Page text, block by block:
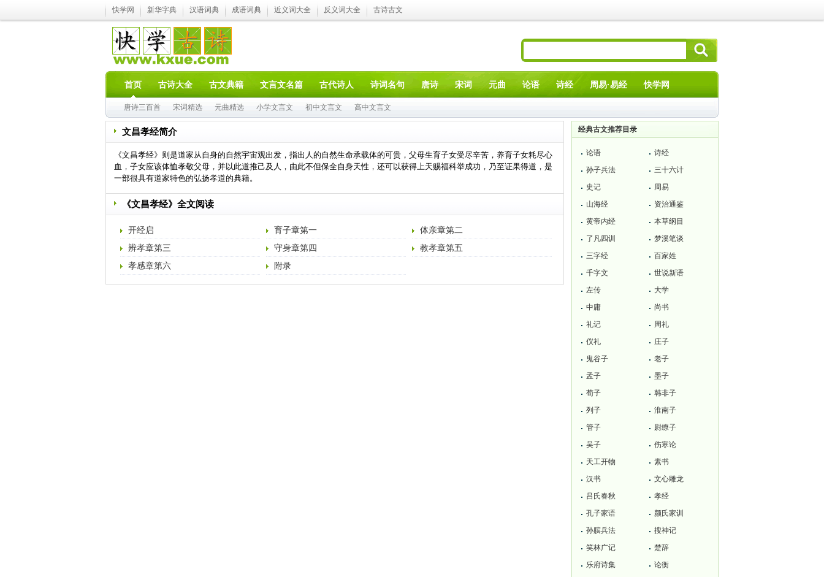
快学网 新华字典 汉语词典 成语词典 近义词大全 反义词大全 古诗古文
首页 古诗大全 古文典籍 文言文名篇 古代诗人 诗词名句 唐诗 宋词 元曲 论语 诗经 周易·易经 快学网
唐诗三百首 宋词精选 元曲精选 小学文言文 初中文言文 高中文言文
文昌孝经简介
《文昌孝经》则是道家从自身的自然宇宙观出发，指出人的自然生命承载体的可贵，父母生育子女受尽辛苦，养育子女耗尽心
血，子女应该体恤孝敬父母，并以此道推己及人，由此不但保全自身天性，还可以获得上天赐福科举成功，乃至证果得道，是
一部很具有道家特色的弘扬孝道的典籍。
《文昌孝经》全文阅读
开经启 育子章第一
体亲章第二
辨孝章第三
守身章第四
教孝章第五
孝感章第六
附录
经典古文推荐目录
论语
诗经
孙子兵法
三十六计
史记
周易
山海经
资治通鉴
黄帝内经
本草纲目
了凡四训
梦溪笔谈
三字经
百家姓
千字文
世说新语
左传
大学
中庸
尚书
礼记
周礼
仪礼
庄子
鬼谷子
老子
孟子
墨子
荀子
韩非子
列子
淮南子
管子
尉缭子
吴子
伤寒论
天工开物
素书
汉书
文心雕龙
吕氏春秋
孝经
孔子家语
颜氏家训
孙膑兵法
搜神记
笑林广记
楚辞
乐府诗集
论衡